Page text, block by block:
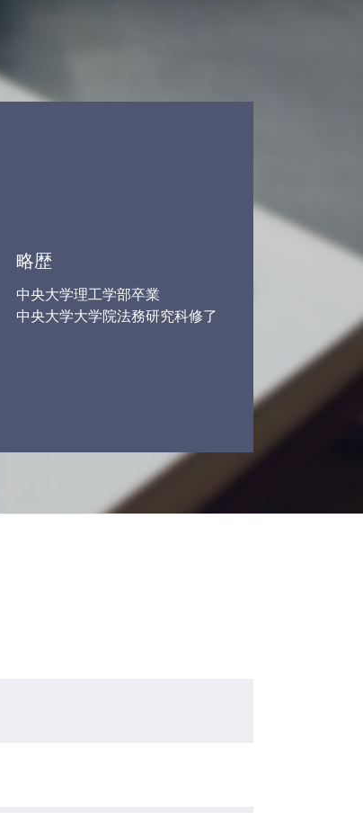
再生 任意整理
事故 弁護士 基準
働問題解決 弁護士
略歴
中央大学理工学部卒業
中央大学大学院法務研究科修了